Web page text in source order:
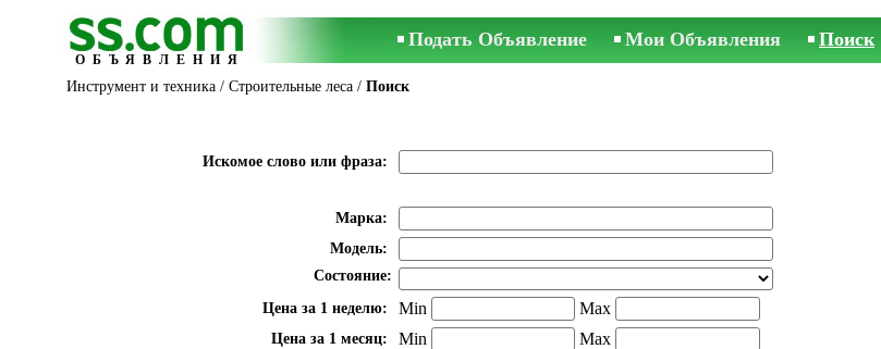
ОБЪЯВЛЕНИЯ
Подать Объявление Мои Объявления Поиск
Инструмент и техника / Строительные леса / Поиск
Искомое слово или фраза:
Марка:
Модель:
Состояние:
Цена за 1 неделю:
Min Max
Цена за 1 месяц: Min Max